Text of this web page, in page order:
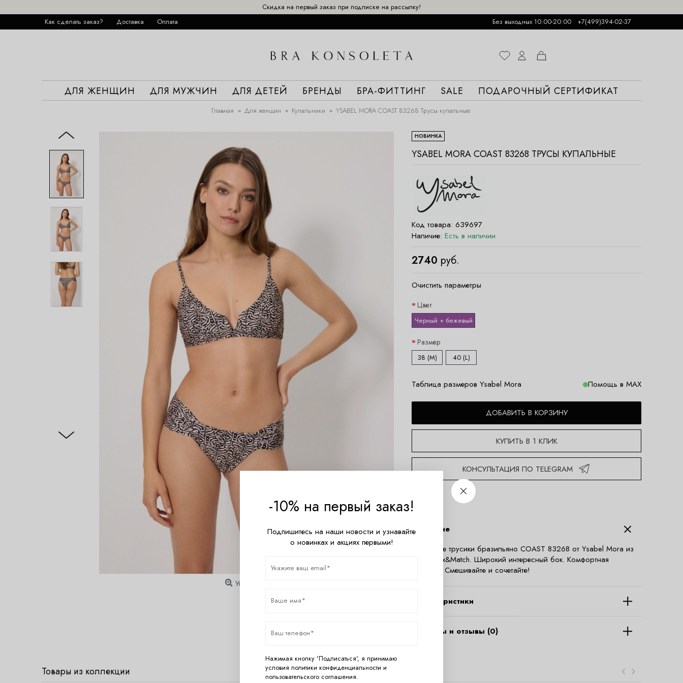
Скидка на первый заказ при подписке на рассылку!
Как сделать заказ?
Доставка Оплата Без выходных 10:00-20:00 +7(499)394-02-37
ДЛЯ ЖЕНЩИН ДЛЯ МУЖЧИН ДЛЯ ДЕТЕЙ БРЕНДЫ БРА-ФИТТИНГ SALE ПОДАРОЧНЫЙ СЕРТИФИКАТ
Главная Для женщин Купальники YSABEL MORA COAST 83268 Трусы купальные
Увеличить
НОВИНКА
YSABEL MORA COAST 83268 ТРУСЫ КУПАЛЬНЫЕ
Код товара: 639697
Наличие: Есть в наличии
2740 руб.
Очистить параметры
Цвет
Черный + бежевый
Размер
38 (M) 40 (L)
Таблица размеров Ysabel Mora Помощь в MAX
ДОБАВИТЬ В КОРЗИНУ
КУПИТЬ В 1 КЛИК
КОНСУЛЬТАЦИЯ ПО TELEGRAM
Описание
Купальные трусики бразильяно COAST 83268 от Ysabel Mora из
серии Mix&Match. Широкий интересный бок. Комфортная
посадка. Смешивайте и сочетайте!
Характеристики
Вопросы и отзывы (0)
Товары из коллекции
-10% на первый заказ!
Подпишитесь на наши новости и узнавайте
о новинках и акциях первыми!
Нажимая кнопку 'Подписаться', я принимаю
условия политики конфиденциальности и
пользовательского соглашения.